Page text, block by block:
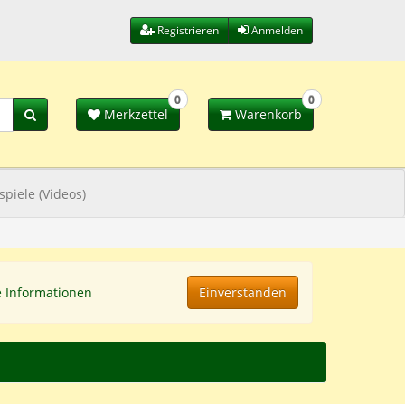
Registrieren Anmelden
Merkzettel
0 0
Warenkorb
(Videos)
Informationen Einverstanden